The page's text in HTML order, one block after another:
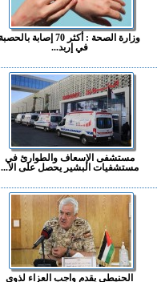
وزارة الصحة : أكثر 70 إصابة بالحصبة
في إربد...
مستشفى الإسعاف والطوارئ في
مستشفيات البشير يحصل على الا...
الحنيطي يقدم واجب العزاء لذوي